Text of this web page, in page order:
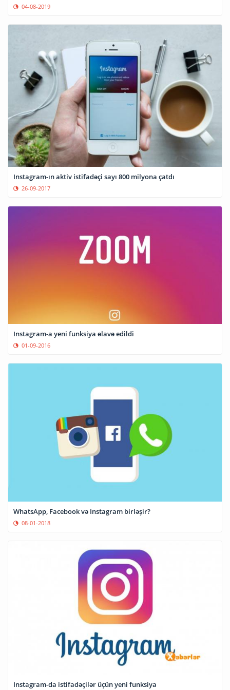
04-08-2019
Instagram-ın aktiv istifadəçi sayı 800 milyona çatdı
26-09-2017
Instagram-a yeni funksiya əlavə edildi
01-09-2016
WhatsApp, Facebook və Instagram birləşir?
08-01-2018
Instagram-da istifadəçilər üçün yeni funksiya